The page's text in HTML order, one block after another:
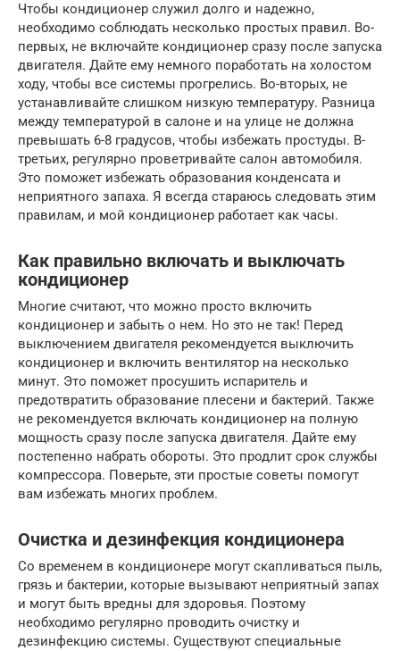
Чтобы кондиционер служил долго и надежно,
необходимо соблюдать несколько простых правил. Во-
первых, не включайте кондиционер сразу после запуска
двигателя. Дайте ему немного поработать на холостом
ходу, чтобы все системы прогрелись. Во-вторых, не
устанавливайте слишком низкую температуру. Разница
между температурой в салоне и на улице не должна
превышать 6-8 градусов, чтобы избежать простуды. В-
третьих, регулярно проветривайте салон автомобиля.
Это поможет избежать образования конденсата и
неприятного запаха. Я всегда стараюсь следовать этим
правилам, и мой кондиционер работает как часы.
Как правильно включать и выключать
кондиционер
Многие считают, что можно просто включить
кондиционер и забыть о нем. Но это не так! Перед
выключением двигателя рекомендуется выключить
кондиционер и включить вентилятор на несколько
минут. Это поможет просушить испаритель и
предотвратить образование плесени и бактерий. Также
не рекомендуется включать кондиционер на полную
мощность сразу после запуска двигателя. Дайте ему
постепенно набрать обороты. Это продлит срок службы
компрессора. Поверьте, эти простые советы помогут
вам избежать многих проблем.
Очистка и дезинфекция кондиционера
Со временем в кондиционере могут скапливаться пыль,
грязь и бактерии, которые вызывают неприятный запах
и могут быть вредны для здоровья. Поэтому
необходимо регулярно проводить очистку и
дезинфекцию системы. Существуют специальные